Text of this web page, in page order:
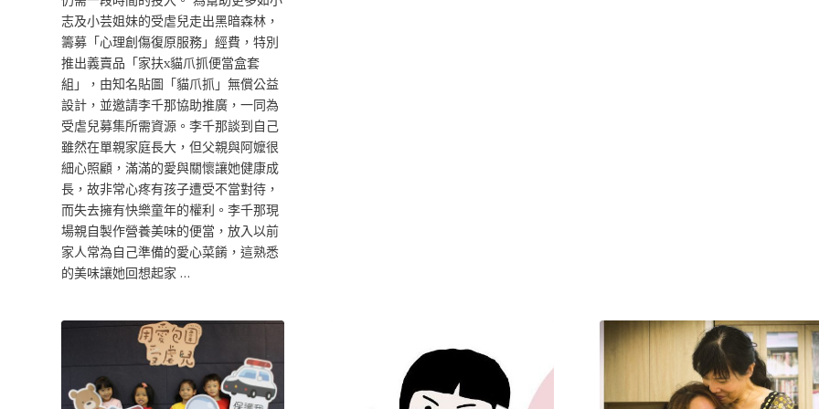
志及小芸姐妹的受虐兒走出黑暗森林，
籌募「心理創傷復原服務」經費，特別
推出義賣品「家扶x貓爪抓便當盒套
組」，由知名貼圖「貓爪抓」無償公益
設計，並邀請李千那協助推廣，一同為
受虐兒募集所需資源。李千那談到自己
雖然在單親家庭長大，但父親與阿嬤很
細心照顧，滿滿的愛與關懷讓她健康成
長，故非常心疼有孩子遭受不當對待，
而失去擁有快樂童年的權利。李千那現
場親自製作營養美味的便當，放入以前
家人常為自己準備的愛心菜餚，這熟悉
的美味讓她回想起家 …